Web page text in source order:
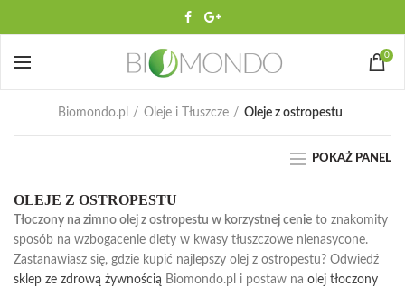
0
Biomondo.pl Oleje i Tłuszcze Oleje z ostropestu
POKAŻ PANEL
OLEJE Z OSTROPESTU
Tłoczony na zimno olej z ostropestu w korzystnej cenie to znakomity
sposób na wzbogacenie diety w kwasy tłuszczowe nienasycone.
Zastanawiasz się, gdzie kupić najlepszy olej z ostropestu? Odwiedź
sklep ze zdrową żywnością Biomondo.pl i postaw na olej tłoczony